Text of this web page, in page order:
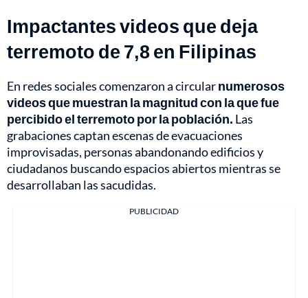
Impactantes videos que deja
terremoto de 7,8 en Filipinas
En redes sociales comenzaron a circularnumerosos
videos que muestran la magnitud con la que fue
percibido el terremoto por la población. Las
grabaciones captan escenas de evacuaciones
improvisadas, personas abandonando edificios y
ciudadanos buscando espacios abiertos mientras se
desarrollaban las sacudidas.
PUBLICIDAD